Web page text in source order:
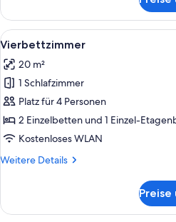
Alle
Fotos
für
Vierbettzimmer
anzeigen
6
Vierbettzimmer
20 m²
1 Schlafzimmer
Platz für 4 Personen
2 Einzelbetten und 1 Einzel-
Kostenloses WLAN
Weitere Details
Weitere